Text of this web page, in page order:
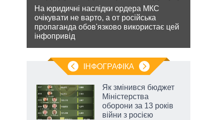
На юридичні наслідки ордера МКС
очікувати не варто, а от російська
пропаганда обов'язково використає цей
інфопривід
ІНФОГРАФІКА
Як змінився бюджет
Міністерства
оборони за 13 років
війни з росією